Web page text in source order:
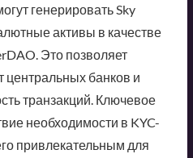
генерировать Sky
активы в качестве
Это позволяет
центральных банков и
транзакций. Ключевое
необходимости в KYC-
привлекательным для